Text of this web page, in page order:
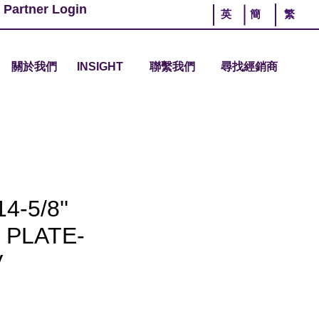
Partner Login 英 簡 繁
關於我們 INSIGHT 聯繫我們 尋找經銷商
5/8''